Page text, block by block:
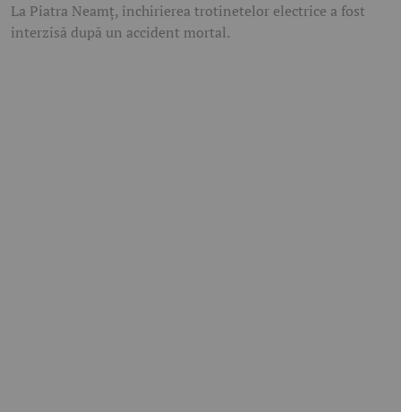
La Piatra Neamț, închirierea trotinetelor electrice a fost
interzisă după un accident mortal.